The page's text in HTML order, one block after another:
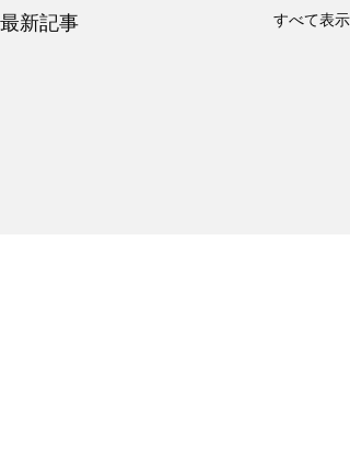
最新記事 すべて表示